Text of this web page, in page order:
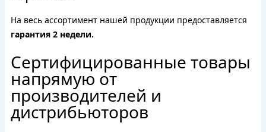
На весь ассортимент нашей продукции предоставляется
гарантия 2 недели.
Сертифицированные товары
напрямую от
производителей и
дистрибьюторов